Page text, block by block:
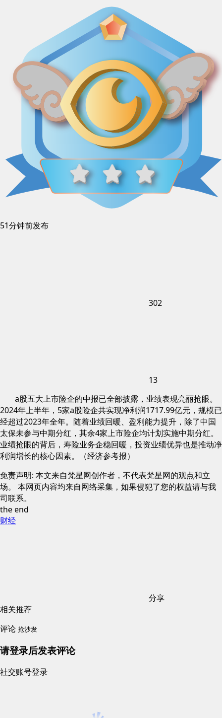
51分钟前发布
302
13
a股五大上市险企的中报已全部披露，业绩表现亮丽抢眼。
2024年上半年，5家a股险企共实现净利润1717.99亿元，规模已
经超过2023年全年。随着业绩回暖、盈利能力提升，除了中国
太保未参与中期分红，其余4家上市险企均计划实施中期分红。
业绩抢眼的背后，寿险业务企稳回暖，投资业绩优异也是推动净
利润增长的核心因素。（经济参考报）
免责声明: 本文来自梵星网创作者，不代表梵星网的观点和立
场。 本网页内容均来自网络采集，如果侵犯了您的权益请与我
司联系。
the end
财经
分享
相关推荐
评论 抢沙发
请登录后发表评论
社交账号登录